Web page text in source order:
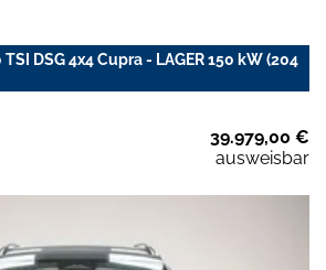
DSG 4x4 Cupra - LAGER 150 kW (204
39.979,00 €
ausweisbar